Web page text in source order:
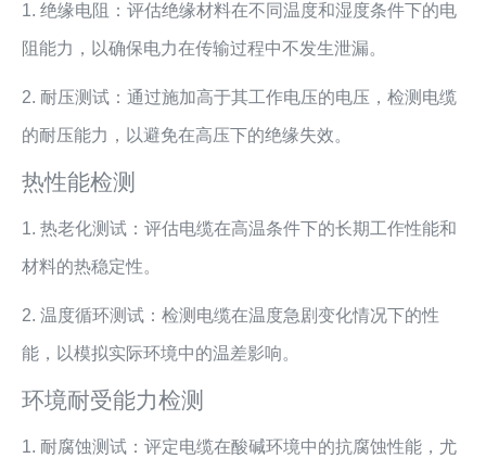
1. 绝缘电阻：评估绝缘材料在不同温度和湿度条件下的电
阻能力，以确保电力在传输过程中不发生泄漏。
2. 耐压测试：通过施加高于其工作电压的电压，检测电缆
的耐压能力，以避免在高压下的绝缘失效。
热性能检测
1. 热老化测试：评估电缆在高温条件下的长期工作性能和
材料的热稳定性。
2. 温度循环测试：检测电缆在温度急剧变化情况下的性
能，以模拟实际环境中的温差影响。
环境耐受能力检测
1. 耐腐蚀测试：评定电缆在酸碱环境中的抗腐蚀性能，尤